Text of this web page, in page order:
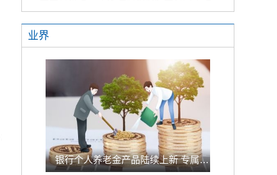
业界
银行个人养老金产品陆续上新 专属储蓄期限偏1年至5年的中长期